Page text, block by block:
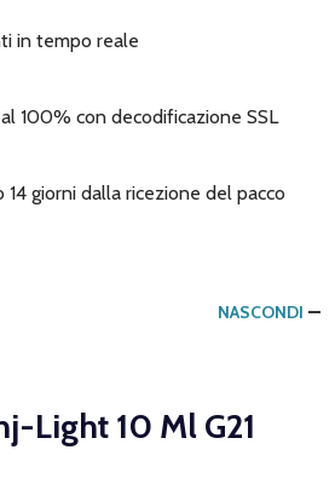
in tempo reale
100% con decodificazione SSL
giorni dalla ricezione del pacco
NASCONDI
Light 10 Ml G21